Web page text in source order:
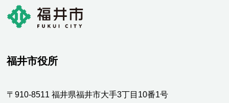
福井市役所
〒910-8511 福井県福井市大手3丁目10番1号